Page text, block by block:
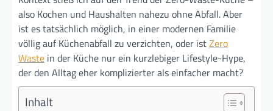
also Kochen und Haushalten nahezu ohne Abfall. Aber
ist es tatsächlich möglich, in einer modernen Familie
völlig auf Küchenabfall zu verzichten, oder istZero
Waste in der Küche nur ein kurzlebiger Lifestyle-Hype,
der den Alltag eher komplizierter als einfacher macht?
Inhalt